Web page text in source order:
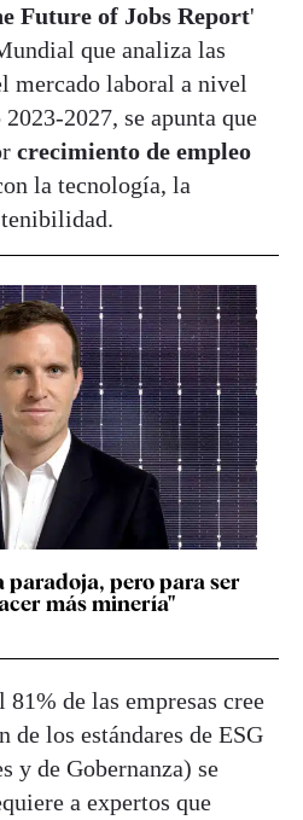
Future of Jobs Report'
que analiza las
mercado laboral a nivel
2027, se apunta que
crecimiento de empleo
la tecnología, la
paradoja, pero para ser
más minería"
de las empresas cree
los estándares de ESG
y de Gobernanza) se
a expertos que